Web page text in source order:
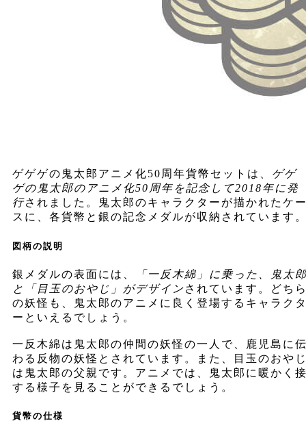
ゲゲゲの鬼太郎アニメ化50周年貨幣セットは、 ゲゲ
ゲの鬼太郎のアニメ化50周年を記念して2018年に発
行されました。鬼太郎のキャラクターが描かれたケ
スに、各貨幣と銀の記念メダルが収納されています
図柄の説明
銀メダルの表面には、
「一反木綿」に乗った、鬼太
と「目玉のおやじ」がデザインされています。どち
の妖怪も、鬼太郎のアニメに良く登場するキャラク
ーといえるでしょう。
一反木綿は鬼太郎の仲間の妖怪の一人で、鹿児島に
わる反物の妖怪とされています。また、目玉のおや
は鬼太郎の父親です。アニメでは、鬼太郎に暖かく
する様子を見ることができるでしょう。
貨幣の仕様